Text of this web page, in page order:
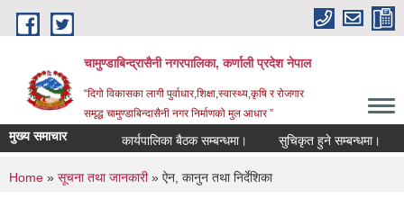
Skip to main content
चामुण्डाबिन्द्रासैनी नगरपालिका, कर्णाली प्रदेश नेपाल
“दिगो विकासका लागी पुर्वाधार,शिक्षा,स्वास्थ्य,कृषि र रोजगार
समृद्ध चामुण्डाबिन्दासैनी नगर निर्माणको मुल आधार ”
मुख्य समाचार कार्यपालिका बैठक सम्बन्धमा। सुचिकृत हुने सम्बन्धमा।
You are here
Home » सूचना तथा जानकारी» ऐन, कानुन तथा निर्देशिका